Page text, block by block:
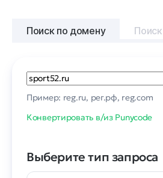
Поиск по домену
Пример: reg.ru, рег.рф, reg.com
Конвертировать в/из Punycode
Выберите тип запроса